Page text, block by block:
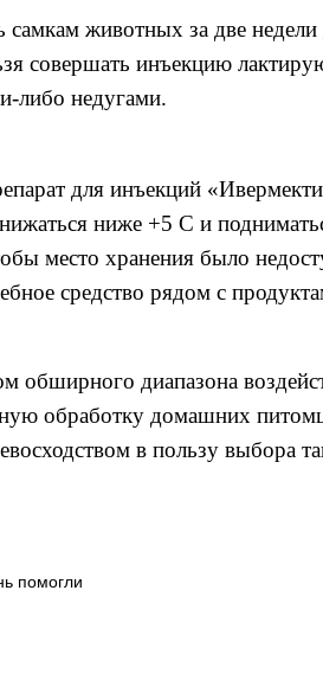
самкам животных за две недели
совершать инъекцию
-либо недугами.
для инъекций
ниже +5 С и
место хранения было
средство рядом с
обширного диапазона
обработку домашних
в пользу выбора
помогли